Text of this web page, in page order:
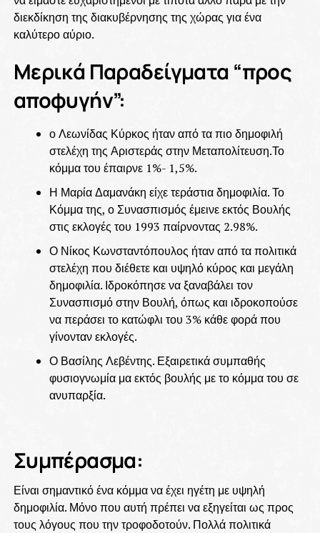
διεκδίκηση της διακυβέρνησης της χώρας για ένα
καλύτερο αύριο.
Μερικά Παραδείγματα “προς
αποφυγήν”:
ο Λεωνίδας Κύρκος ήταν από τα πιο δημοφιλή
στελέχη της Αριστεράς στην Μεταπολίτευση.Το
κόμμα του έπαιρνε 1%- 1,5%.
Η Μαρία Δαμανάκη είχε τεράστια δημοφιλία. Το
Κόμμα της, ο Συνασπισμός έμεινε εκτός Βουλής
στις εκλογές του 1993 παίρνοντας 2.98%.
Ο Νίκος Κωνσταντόπουλος ήταν από τα πολιτικά
στελέχη που διέθετε και υψηλό κύρος και μεγάλη
δημοφιλία. Ιδροκόπησε να ξαναβάλει τον
Συνασπισμό στην Βουλή, όπως και ιδροκοπούσε
να περάσει το κατώφλι του 3% κάθε φορά που
γίνονταν εκλογές.
Ο Βασίλης Λεβέντης. Εξαιρετικά συμπαθής
φυσιογνωμία μα εκτός βουλής με το κόμμα του σε
ανυπαρξία.
Συμπέρασμα:
Είναι σημαντικό ένα κόμμα να έχει ηγέτη με υψηλή
δημοφιλία. Μόνο που αυτή πρέπει να εξηγείται ως προς
τους λόγους που την τροφοδοτούν. Πολλά πολιτικά